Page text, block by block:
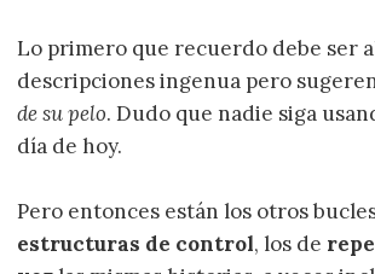
Lo primero que recuerdo debe ser
descripciones ingenua pero
de su pelo. Dudo que nadie siga
día de hoy.
Pero entonces están los otros
estructuras de control, los de